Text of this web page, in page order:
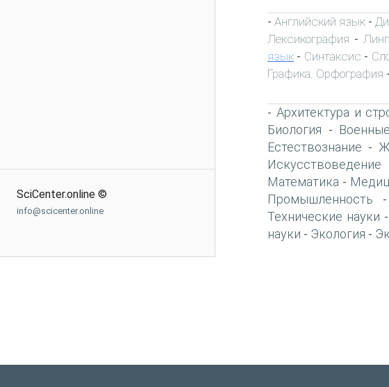
SciCenter.online ©
info@scicenter.online
-Английский язык -
Лексикография -
язык - Синтаксис -
Графика. Орфография -
- Архитектура и
Биология -
Естествознание -
Искусствоведение
Математика -
Промышленность -
Технические науки
науки - Экология -